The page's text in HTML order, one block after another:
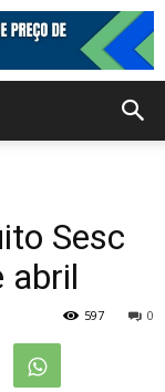
Sesc
abril
0
597